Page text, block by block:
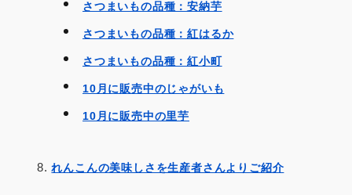
さつまいもの品種：安納芋
さつまいもの品種：紅はるか
さつまいもの品種：紅小町
10月に販売中のじゃがいも
10月に販売中の里芋
れんこんの美味しさを生産者さんよりご紹介